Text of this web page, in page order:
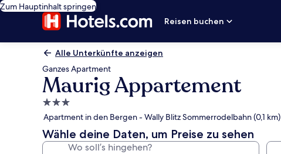
Zum Hauptinhalt springen
Reisen buchen
Alle Unterkünfte anzeigen
Ganzes Apartment
Maurig Appartement
3.0-
Sterne-
Unterkunft
Apartment in den Bergen - Wally Blitz Sommerrodelbahn (0,1 km)
Wähle deine Daten, um Preise zu sehen
Wo soll’s hingehen?